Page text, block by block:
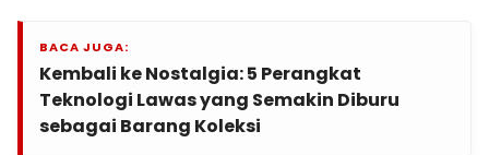
BACA JUGA:
Kembali ke Nostalgia: 5 Perangkat
Teknologi Lawas yang Semakin Diburu
sebagai Barang Koleksi